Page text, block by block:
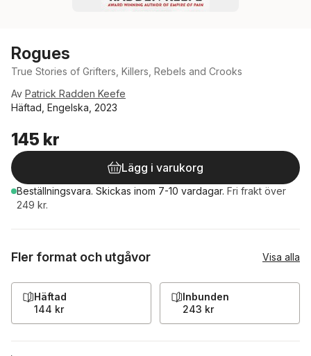
Rogues
True Stories of Grifters, Killers, Rebels and Crooks
Av Patrick Radden Keefe
Häftad, Engelska, 2023
145 kr
Lägg i varukorg
Beställningsvara. Skickas inom 7-10 vardagar. Fri frakt över
249 kr.
Fler format och utgåvor Visa alla
Häftad
144 kr
Inbunden
243 kr